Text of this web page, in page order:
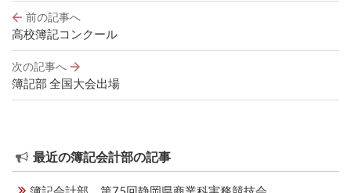
投
稿
ナ
ビ
ゲ
ー
ン
前の記事へ
高校簿記コンクール
次の記事へ
簿記部 全国大会出場
最近の簿記会計部の記事